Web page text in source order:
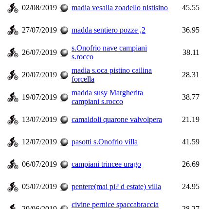
02/08/2019 madia vesalla zoadello nistisino 45.55
27/07/2019 madda sentiero pozze ,2 36.95
26/07/2019
s.Onofrio nave campiani
s.rocco
38.11
20/07/2019
madia s.oca pistino cailina
forcella
28.31
19/07/2019
madda susy Margherita
campiani s.rocco
38.77
13/07/2019 camaldoli quarone valvolpera 21.19
12/07/2019 pasotti s.Onofrio villa 41.59
06/07/2019 campiani trincee urago 26.69
05/07/2019 pentere(mai pi? d estate) villa 24.95
civine pernice spaccabraccia